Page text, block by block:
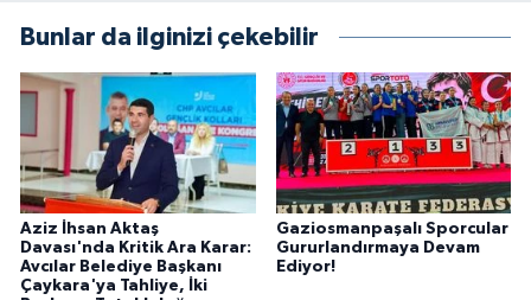
Bunlar da ilginizi çekebilir
Aziz İhsan Aktaş
Davası'nda Kritik Ara Karar:
Avcılar Belediye Başkanı
Çaykara'ya Tahliye, İki
Gaziosmanpaşalı Sporcular
Gururlandırmaya Devam
Ediyor!